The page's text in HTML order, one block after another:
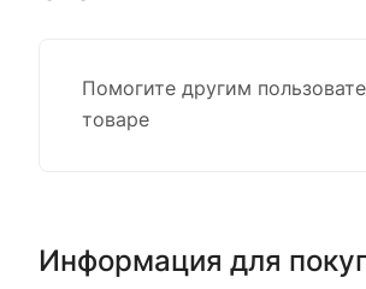
Помогите другим
товаре
Информация для